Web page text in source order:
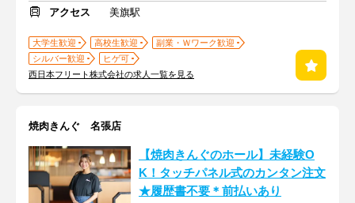
アクセス
美旗駅
大学生歓迎 高校生歓迎
副業・Ｗワーク歓迎
シルバー歓迎
ヒゲ可
西日本フリート株式会社の求人一覧を見る
焼肉きんぐ 名張店
【焼肉きんぐのホール】未経験O
K！タッチパネル式のカンタン注文
★履歴書不要＊前払いあり